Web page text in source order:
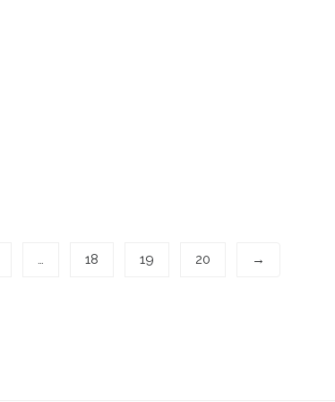
… 18 19 20 →